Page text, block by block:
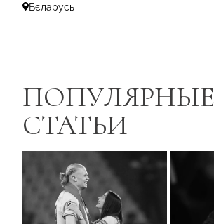
Бєларусь
ПОПУЛЯРНЫЕ
СТАТЬИ